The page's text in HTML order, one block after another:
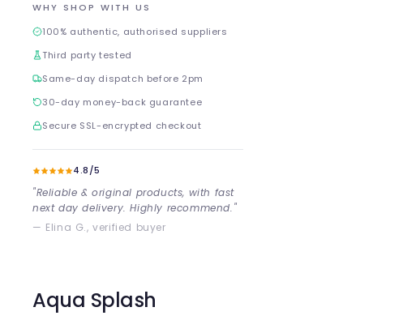
WHY SHOP WITH US
100% authentic, authorised suppliers
Third party tested
Same-day dispatch before 2pm
30-day money-back guarantee
Secure SSL-encrypted checkout
4.8/5
"Reliable & original products, with fast
next day delivery. Highly recommend."
— Elina G., verified buyer
Aqua Splash